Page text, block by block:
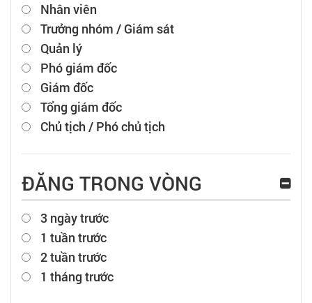
Nhân viên
Trưởng nhóm / Giám sát
Quản lý
Phó giám đốc
Giám đốc
Tổng giám đốc
Chủ tịch / Phó chủ tịch
ĐĂNG TRONG VÒNG
3 ngày trước
1 tuần trước
2 tuần trước
1 tháng trước